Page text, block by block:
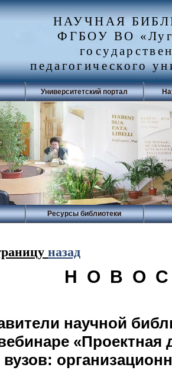
НАУЧНАЯ
ФГБОУ ВО
педагогического
Университетский портал
Ресурсы библиотеки
назад
Н О В О
научной
«Проектная
вузов: